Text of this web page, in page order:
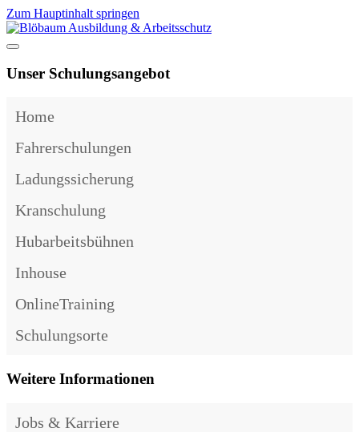
Zum Hauptinhalt springen
Unser Schulungsangebot
Home
Fahrerschulungen
Ladungssicherung
Kranschulung
Hubarbeitsbühnen
Inhouse
OnlineTraining
Schulungsorte
Weitere Informationen
Jobs & Karriere